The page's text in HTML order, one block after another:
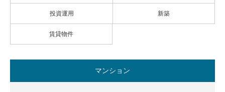
投資運用 新築
賃貸物件
マンション